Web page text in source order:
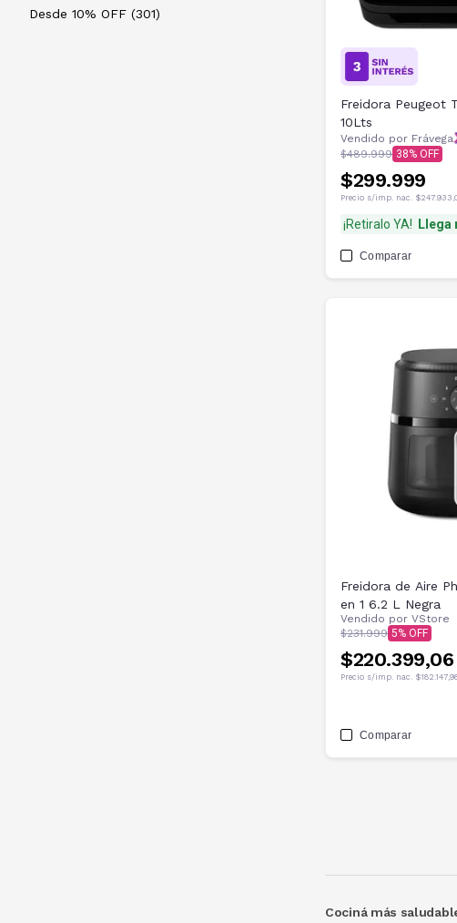
Desde 10% OFF (301)
Freidora Peugeot
10Lts
Vendido por Frávega
$489.999 38
$299.999
Precio s/imp. nac.
¡Retiralo YA! Llega
Comparar
Freidora de Aire
en 1 6.2 L Negra
Vendido por VStore
$231.999 5
$220.399,06
Precio s/imp. nac.
Comparar
Cociná más